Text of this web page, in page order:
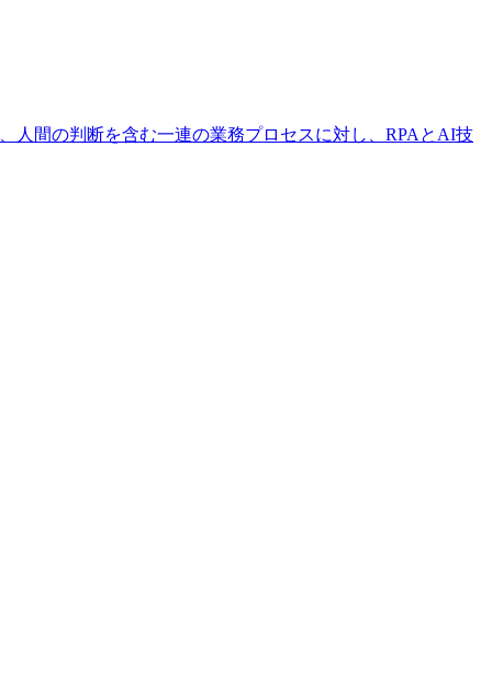
人間の判断を含む一連の業務プロセスに対し、RPAとAI技